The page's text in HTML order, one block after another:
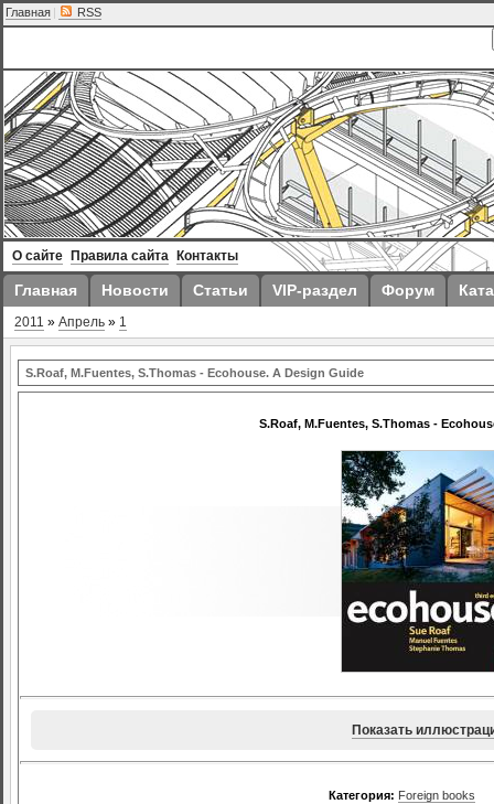
Главная | RSS
О сайте Правила сайта Контакты
Главная Новости Статьи VIP-раздел Форум
2011 » Апрель » 1
S.Roaf, M.Fuentes, S.Thomas - Ecohouse. A Design Guide
S.Roaf, M.Fuentes, S.Thomas -
Показать
Категория: Foreign books